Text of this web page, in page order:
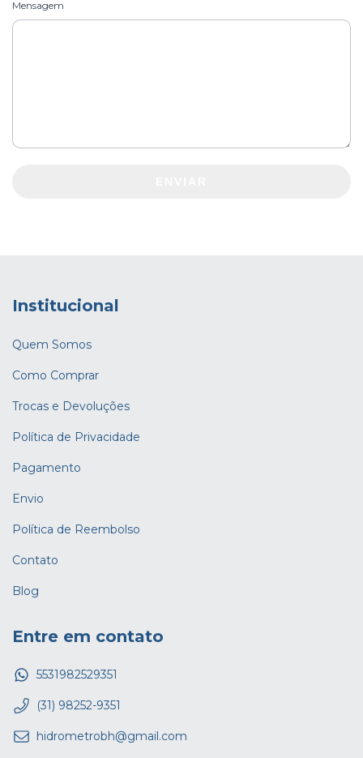
Mensagem
Institucional
Quem Somos
Como Comprar
Trocas e Devoluções
Política de Privacidade
Pagamento
Envio
Política de Reembolso
Contato
Blog
Entre em contato
5531982529351
(31) 98252-9351
hidrometrobh@gmail.com